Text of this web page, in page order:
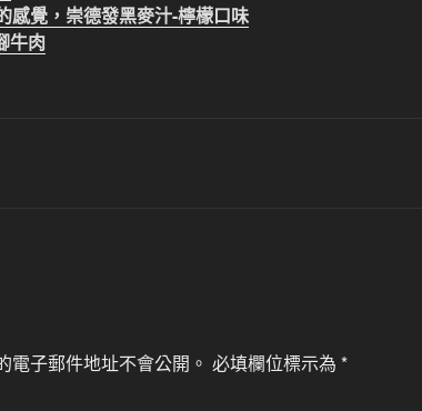
感覺，崇德發黑麥汁-檸檬口味
牛肉
電子郵件地址不會公開。 必填欄位標示為 *